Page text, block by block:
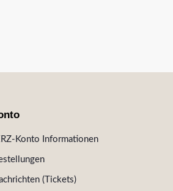
Konto Informationen
(Tickets)